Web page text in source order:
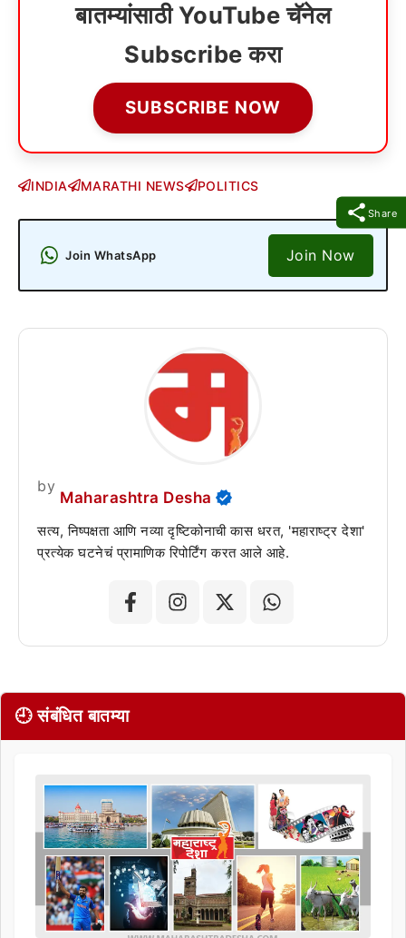
Share
बातम्यांसाठी YouTube चॅनेल
Subscribe करा
SUBSCRIBE NOW
INDIA MARATHI NEWS POLITICS
Join WhatsApp Join Now
by
Maharashtra Desha
सत्य, निष्पक्षता आणि नव्या दृष्टिकोनाची कास धरत, 'महाराष्ट्र देशा'
प्रत्येक घटनेचं प्रामाणिक रिपोर्टिंग करत आले आहे.
🕘 संबंधित बातम्या